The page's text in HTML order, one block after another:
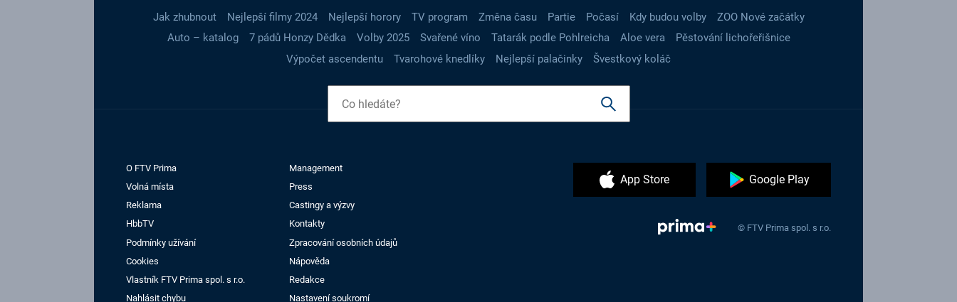
Jak zhubnout Nejlepší filmy 2024 Nejlepší horory TV program Změna času Partie Počasí Kdy budou volby
ZOO Nové začátky
Auto – katalog
7 pádů Honzy Dědka Volby 2025 Svařené víno Tatarák podle Pohlreicha Aloe vera
Pěstování lichořeřišnice
Výpočet ascendentu
Tvarohové knedlíky Nejlepší palačinky Švestkový koláč
O FTV Prima
Management
Volná místa
Press
Reklama
Castingy a výzvy
HbbTV
Kontakty
Podmínky užívání
Zpracování osobních údajů
Cookies
Nápověda
Vlastník FTV Prima spol. s r.o.
Redakce
Nahlásit chybu
Nastavení soukromí
App Store Google Play
© FTV Prima spol. s r.o.